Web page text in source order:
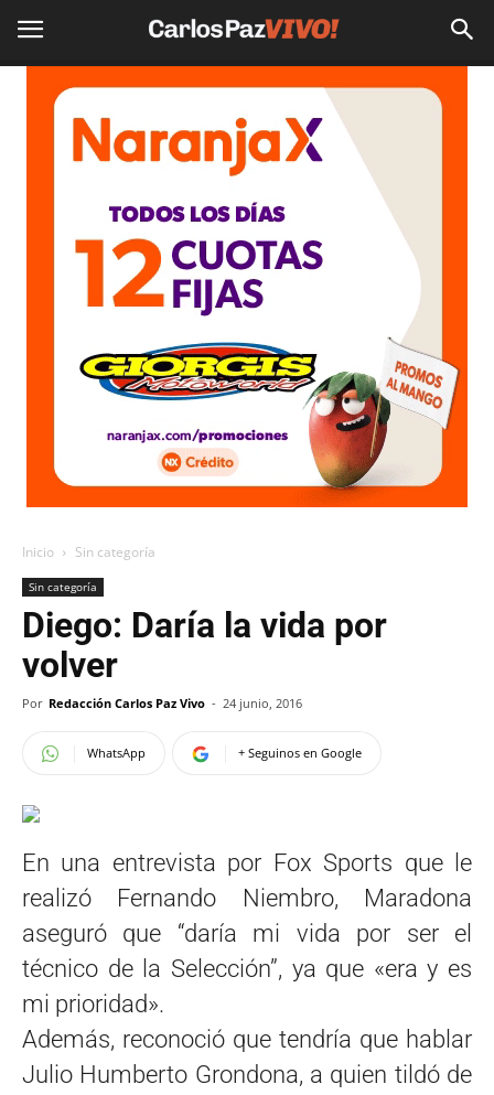
Inicio Sin categoría
Sin categoría
Diego: Daría la vida por
volver
Por Redacción Carlos Paz Vivo - 24 junio, 2016
WhatsApp + Seguinos en Google
En una entrevista por Fox Sports que le
realizó Fernando Niembro, Maradona
aseguró que “daría mi vida por ser el
técnico de la Selección”, ya que «era y es
mi prioridad».
Además, reconoció que tendría que hablar
Julio Humberto Grondona, a quien tildó de